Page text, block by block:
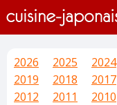
2026 2025 2024
2019
2018 2017
2012
2011 2010